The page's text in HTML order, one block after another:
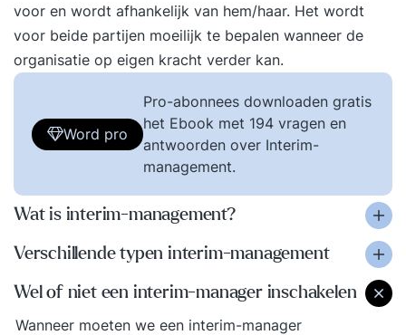
voor en wordt afhankelijk van hem/haar. Het wordt
voor beide partijen moeilijk te bepalen wanneer de
organisatie op eigen kracht verder kan.
Word pro
Pro-abonnees downloaden gratis
het Ebook met 194 vragen en
antwoorden over Interim-
management.
Wat is interim-management?
Verschillende typen interim-management
Wel of niet een interim-manager inschakelen
Wanneer moeten we een interim-manager